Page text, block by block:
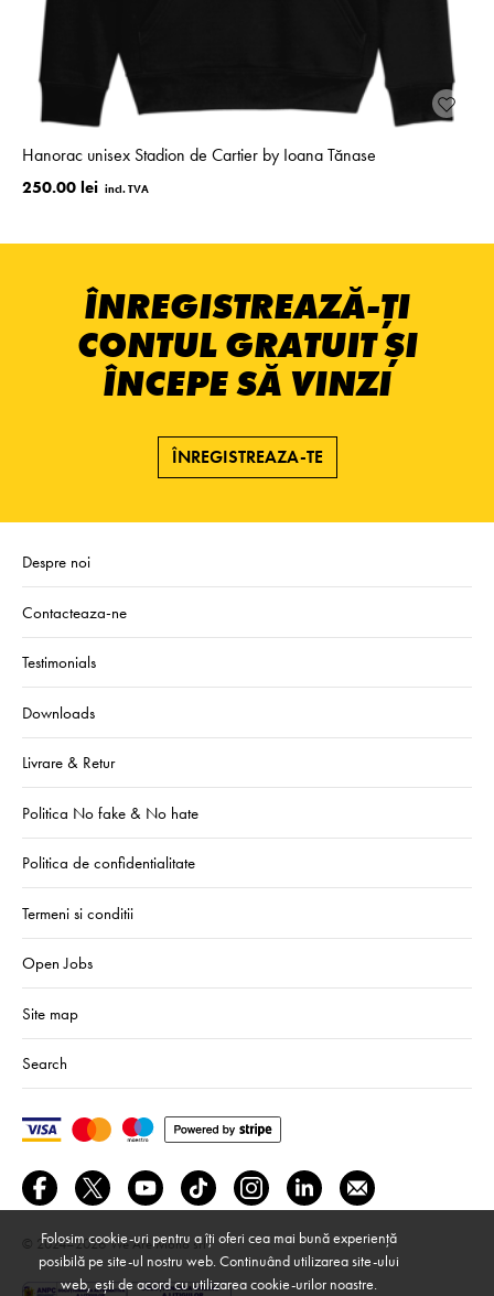
Hanorac unisex Stadion de Cartier by Ioana Tănase
250.00 lei
ÎNREGISTREAZĂ-ȚI
CONTUL GRATUIT ȘI
ÎNCEPE SĂ VINZI
ÎNREGISTREAZA-TE
Despre noi
Contacteaza-ne
Testimonials
Downloads
Livrare & Retur
Politica No fake & No hate
Politica de confidentialitate
Termeni si conditii
Open Jobs
Site map
Search
© 2024–2026 We Are Mono srl
Folosim cookie-uri pentru a îți oferi cea mai bună experiență
posibilă pe site-ul nostru web. Continuând utilizarea site-ului
web, ești de acord cu utilizarea cookie-urilor noastre.